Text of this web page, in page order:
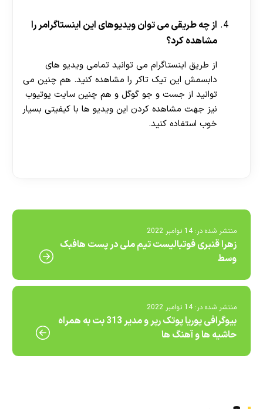
از چه طریقی می توان ویدیوهای این اینستاگرامر را
مشاهده کرد؟
از طریق اینستاگرام می توانید تمامی ویدیو های
دابسمش این تیک تاکر را مشاهده کنید. هم چنین می
توانید از جست و جو گوگل و هم چنین سایت یوتیوب
نیز جهت مشاهده کردن این ویدیو ها با کیفیتی بسیار
خوب استفاده کنید.
منتشر شده در:14 نوامبر 2022
زهرا قنبری فوتبالیست تیم ملی در پست هافبک
وسط
منتشر شده در:14 نوامبر 2022
بیوگرافی پوریا پوتک رپر و مدیر 313 بت به همراه
حاشیه ها و آهنگ ها